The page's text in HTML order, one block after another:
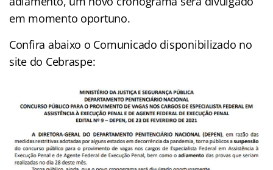
em momento oportuno.
Confira abaixo o Comunicado disponibilizado no
site do Cebraspe: